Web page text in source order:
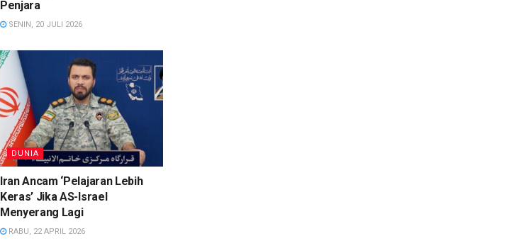
Penjara
SENIN, 20 JULI 2026
DUNIA
Iran Ancam ‘Pelajaran Lebih
Keras’ Jika AS-Israel
Menyerang Lagi
RABU, 22 APRIL 2026